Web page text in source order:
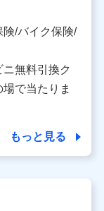
2-14-10 アー
いて個人情報
険/バイク保険/
無料引換ク
で当たりま
もっと見る